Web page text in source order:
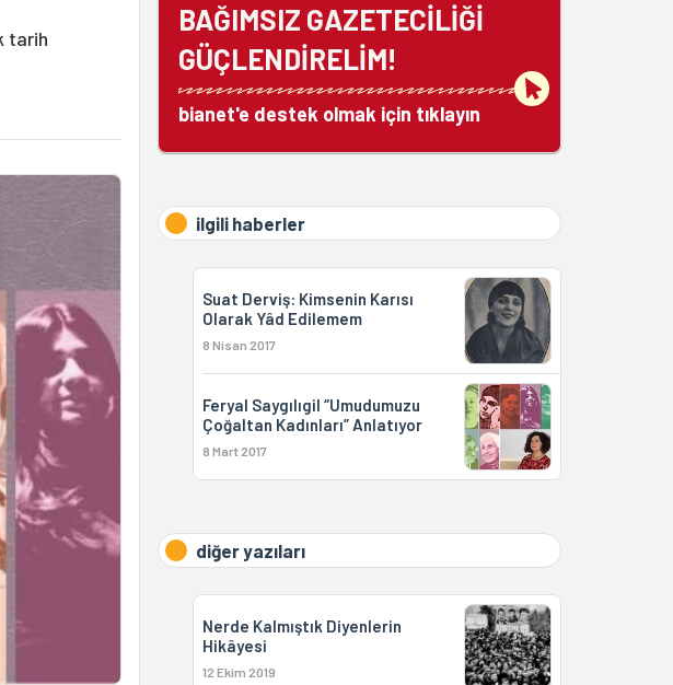
tarih
BAĞIMSIZ GAZETECİLİĞİ
GÜÇLENDİRELİM!
bianet'e destek olmak için tıklayın
ilgili haberler
Suat Derviş: Kimsenin Karısı
Olarak Yâd Edilemem
8 Nisan 2017
Feryal Saygılıgil “Umudumuzu
Çoğaltan Kadınları” Anlatıyor
8 Mart 2017
diğer yazıları
Nerde Kalmıştık Diyenlerin
Hikâyesi
12 Ekim 2019